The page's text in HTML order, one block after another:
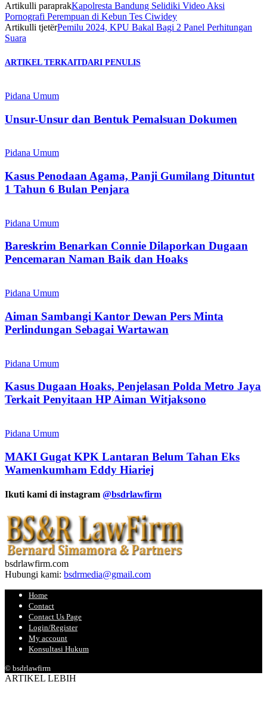
Artikulli paraprakKapolresta Bandung Selidiki Video Aksi
Pornografi Perempuan di Kebun Tes Ciwidey
Artikulli tjetërPemilu 2024, KPU Bakal Bagi 2 Panel Perhitungan
Suara
ARTIKEL TERKAITDARI PENULIS
Pidana Umum
Unsur-Unsur dan Bentuk Pemalsuan Dokumen
Pidana Umum
Kasus Penodaan Agama, Panji Gumilang Dituntut
1 Tahun 6 Bulan Penjara
Pidana Umum
Bareskrim Benarkan Connie Dilaporkan Dugaan
Pencemaran Naman Baik dan Hoaks
Pidana Umum
Aiman Sambangi Kantor Dewan Pers Minta
Perlindungan Sebagai Wartawan
Pidana Umum
Kasus Dugaan Hoaks, Penjelasan Polda Metro Jaya
Terkait Penyitaan HP Aiman Witjaksono
Pidana Umum
MAKI Gugat KPK Lantaran Belum Tahan Eks
Wamenkumham Eddy Hiariej
Ikuti kami di instagram @bsdrlawfirm
bsdrlawfirm.com
Hubungi kami: bsdrmedia@gmail.com
Home
Contact
Contact Us Page
Login/Register
My account
Konsultasi Hukum
© bsdrlawfirm
ARTIKEL LEBIH